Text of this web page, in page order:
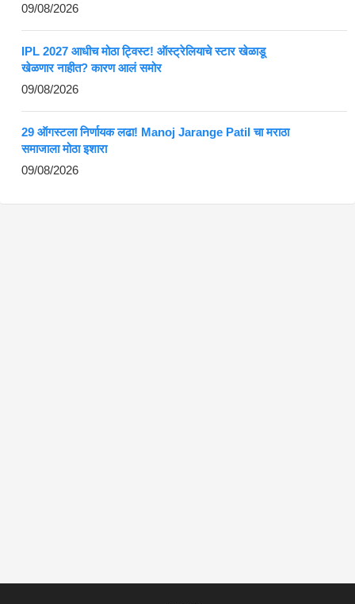
09/08/2026
IPL 2027 आधीच मोठा ट्विस्ट! ऑस्ट्रेलियाचे स्टार खेळाडू
खेळणार नाहीत? कारण आलं समोर
09/08/2026
29 ऑगस्टला निर्णायक लढा! Manoj Jarange Patil चा मराठा
समाजाला मोठा इशारा
09/08/2026